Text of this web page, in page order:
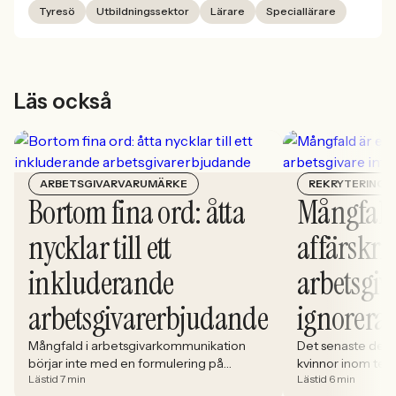
Tyresö Utbildningssektor Lärare Speciallärare
Läs också
ARBETSGIVARVARUMÄRKE
Bortom fina ord: åtta
nycklar till ett
inkluderande
arbetsgivarerbjudande
Mångfald i arbetsgivarkommunikation
börjar inte med en formulering på
karriärsidan. Den börjar i hur rekryteringen
Lästid 7 min
REKRYTERING
ignorera
Det senaste
kvinnor inom
stadigt på 30%.
Lästid 6 min